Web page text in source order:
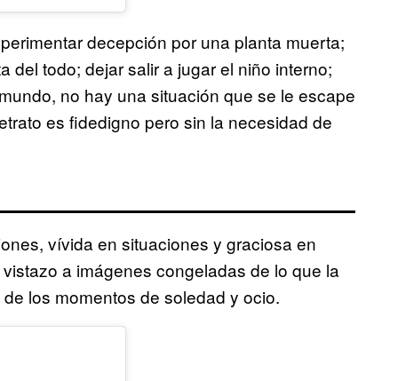
decepción por una planta muerta;
del todo; dejar salir a jugar el niño interno;
no hay una situación que se le escape
es fidedigno pero sin la necesidad de
vívida en situaciones y graciosa en
a imágenes congeladas de lo que la
los momentos de soledad y ocio.